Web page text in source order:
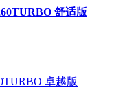
舒适版